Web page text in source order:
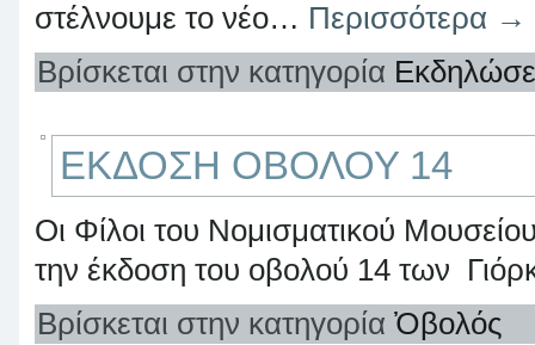
στέλνουμε το νέο… Περισσότερα →
Βρίσκεται στην κατηγορία
ΕΚΔΟΣΗ ΟΒΟΛΟΥ 14
Οι Φίλοι του Νομισματικού
την έκδοση του οβολού 14 των
Βρίσκεται στην κατηγορία Ὀβολός